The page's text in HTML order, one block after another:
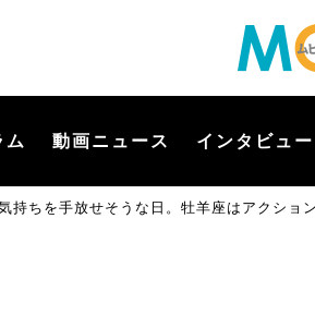
ム 動画ニュース インタビュー
持ちを手放せそうな日。牡羊座はアクショ